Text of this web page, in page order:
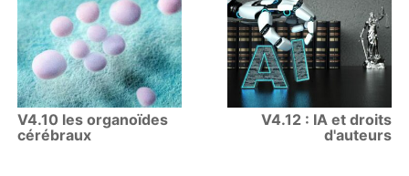
V4.10 les organoïdes
cérébraux
V4.12 : IA et droits
d'auteurs